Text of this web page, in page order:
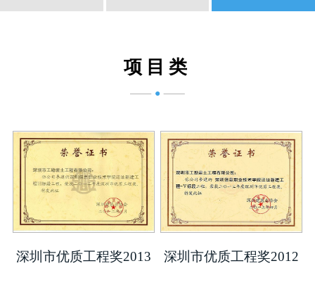
项目类
深圳市优质工程奖2013 深圳市优质工程奖2012